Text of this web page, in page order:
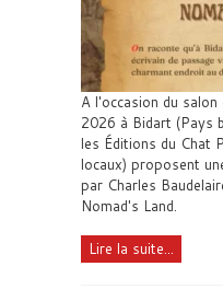
A l'occasion du
2026 à Bidart (Pays
les Éditions du Chat
locaux) proposent
par Charles
Nomad's Land.
Lire la suite...